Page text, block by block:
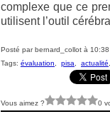
complexe que ce
utilisent l’outil
Posté par bernard_collot à 10:38
Tags: évaluation pisa actualité
Vous aimez ? 0